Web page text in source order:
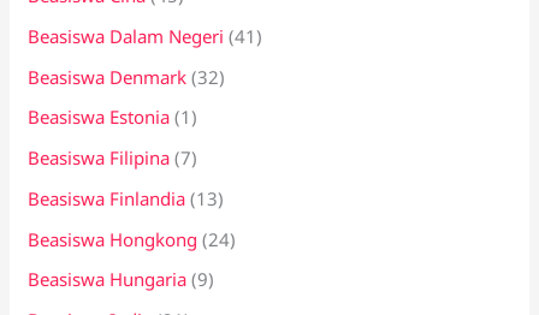
Beasiswa Dalam Negeri (41)
Beasiswa Denmark (32)
Beasiswa Estonia (1)
Beasiswa Filipina (7)
Beasiswa Finlandia (13)
Beasiswa Hongkong (24)
Beasiswa Hungaria (9)